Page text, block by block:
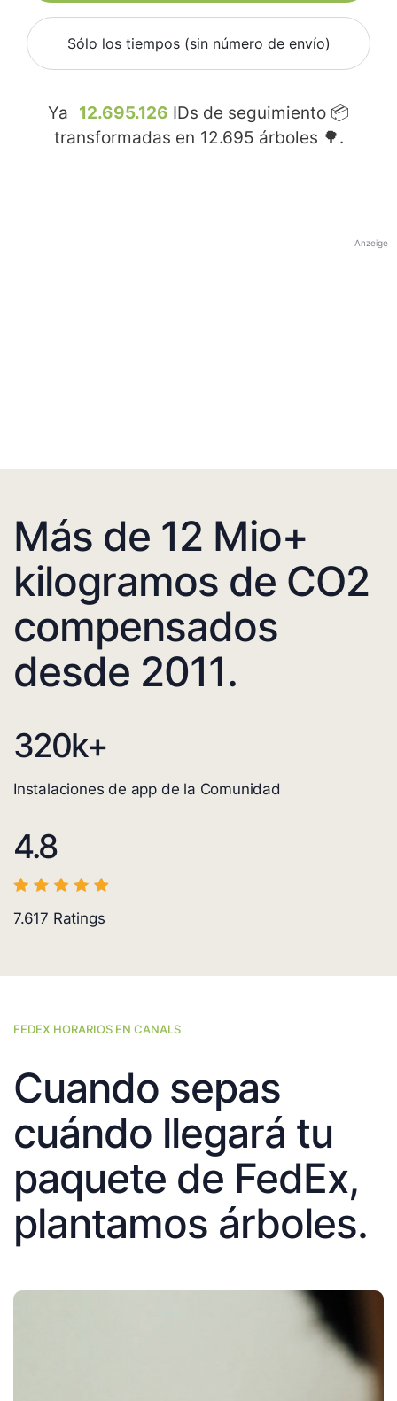
Sólo los tiempos (sin número de envío)
Ya 12.695.126 IDs de seguimiento 📦
transformadas en 12.695 árboles 🌳.
Anzeige
Más de 12 Mio+
kilogramos de CO2
compensados
desde 2011.
320k+
Instalaciones de app de la Comunidad
4.8
7.617 Ratings
FEDEX HORARIOS EN CANALS
Cuando sepas
cuándo llegará tu
paquete de FedEx,
plantamos árboles.